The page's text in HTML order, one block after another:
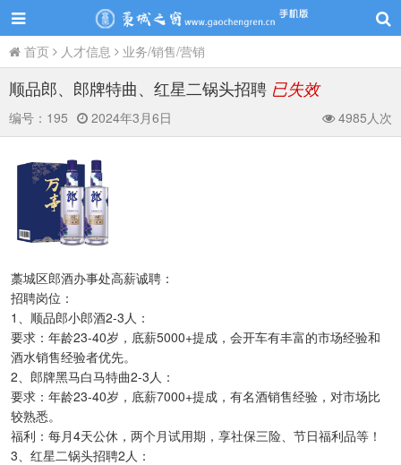
首页 人才信息 业务/销售/营销
顺品郎、郎牌特曲、红星二锅头招聘 已失效
编号： 195 2024年3月6日 4985人次
藁城区郎酒办事处高薪诚聘：
招聘岗位：
1、顺品郎小郎酒2-3人：
要求：年龄23-40岁，底薪5000+提成，会开车有丰富的市场经验和
酒水销售经验者优先。
2、郎牌黑马白马特曲2-3人：
要求：年龄23-40岁，底薪7000+提成，有名酒销售经验，对市场比
较熟悉。
福利：每月4天公休，两个月试用期，享社保三险、节日福利品等！
3、红星二锅头招聘2人：